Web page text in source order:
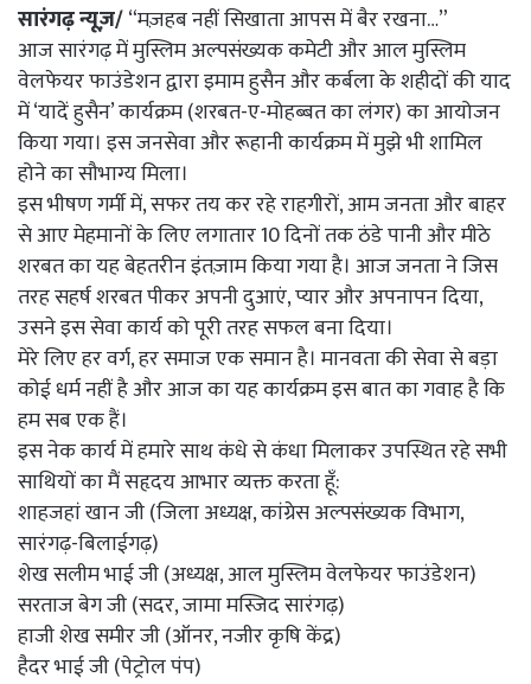
सारंगढ़ न्यूज़/“मज़हब नहीं सिखाता आपस में बैर रखना…”
आज सारंगढ़ में मुस्लिम अल्पसंख्यक कमेटी और आल मुस्लिम
वेलफेयर फाउंडेशन द्वारा इमाम हुसैन और कर्बला के शहीदों की याद
में ‘यादें हुसैन’ कार्यक्रम (शरबत-ए-मोहब्बत का लंगर) का आयोजन
किया गया। इस जनसेवा और रूहानी कार्यक्रम में मुझे भी शामिल
होने का सौभाग्य मिला।
इस भीषण गर्मी में, सफर तय कर रहे राहगीरों, आम जनता और बाहर
से आए मेहमानों के लिए लगातार 10 दिनों तक ठंडे पानी और मीठे
शरबत का यह बेहतरीन इंतज़ाम किया गया है। आज जनता ने जिस
तरह सहर्ष शरबत पीकर अपनी दुआएं, प्यार और अपनापन दिया,
उसने इस सेवा कार्य को पूरी तरह सफल बना दिया।
मेरे लिए हर वर्ग, हर समाज एक समान है। मानवता की सेवा से बड़ा
कोई धर्म नहीं है और आज का यह कार्यक्रम इस बात का गवाह है कि
हम सब एक हैं।
इस नेक कार्य में हमारे साथ कंधे से कंधा मिलाकर उपस्थित रहे सभी
साथियों का मैं सहृदय आभार व्यक्त करता हूँ:
शाहजहां खान जी (जिला अध्यक्ष, कांग्रेस अल्पसंख्यक विभाग,
सारंगढ़-बिलाईगढ़)
शेख सलीम भाई जी (अध्यक्ष, आल मुस्लिम वेलफेयर फाउंडेशन)
सरताज बेग जी (सदर, जामा मस्जिद सारंगढ़)
हाजी शेख समीर जी (ऑनर, नजीर कृषि केंद्र)
हैदर भाई जी (पेट्रोल पंप)